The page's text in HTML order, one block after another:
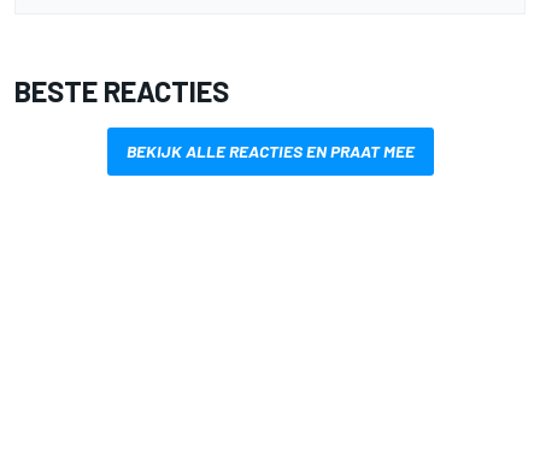
BESTE REACTIES
BEKIJK ALLE REACTIES EN PRAAT MEE